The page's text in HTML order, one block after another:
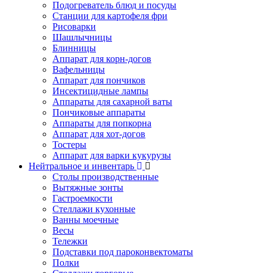
Подогреватель блюд и посуды
Станции для картофеля фри
Рисоварки
Шашлычницы
Блинницы
Аппарат для корн-догов
Вафельницы
Аппарат для пончиков
Инсектицидные лампы
Аппараты для сахарной ваты
Пончиковые аппараты
Аппараты для попкорна
Аппарат для хот-догов
Тостеры
Аппарат для варки кукурузы
Нейтральное и инвентарь
Столы производственные
Вытяжные зонты
Гастроемкости
Стеллажи кухонные
Ванны моечные
Весы
Тележки
Подставки под пароконвектоматы
Полки